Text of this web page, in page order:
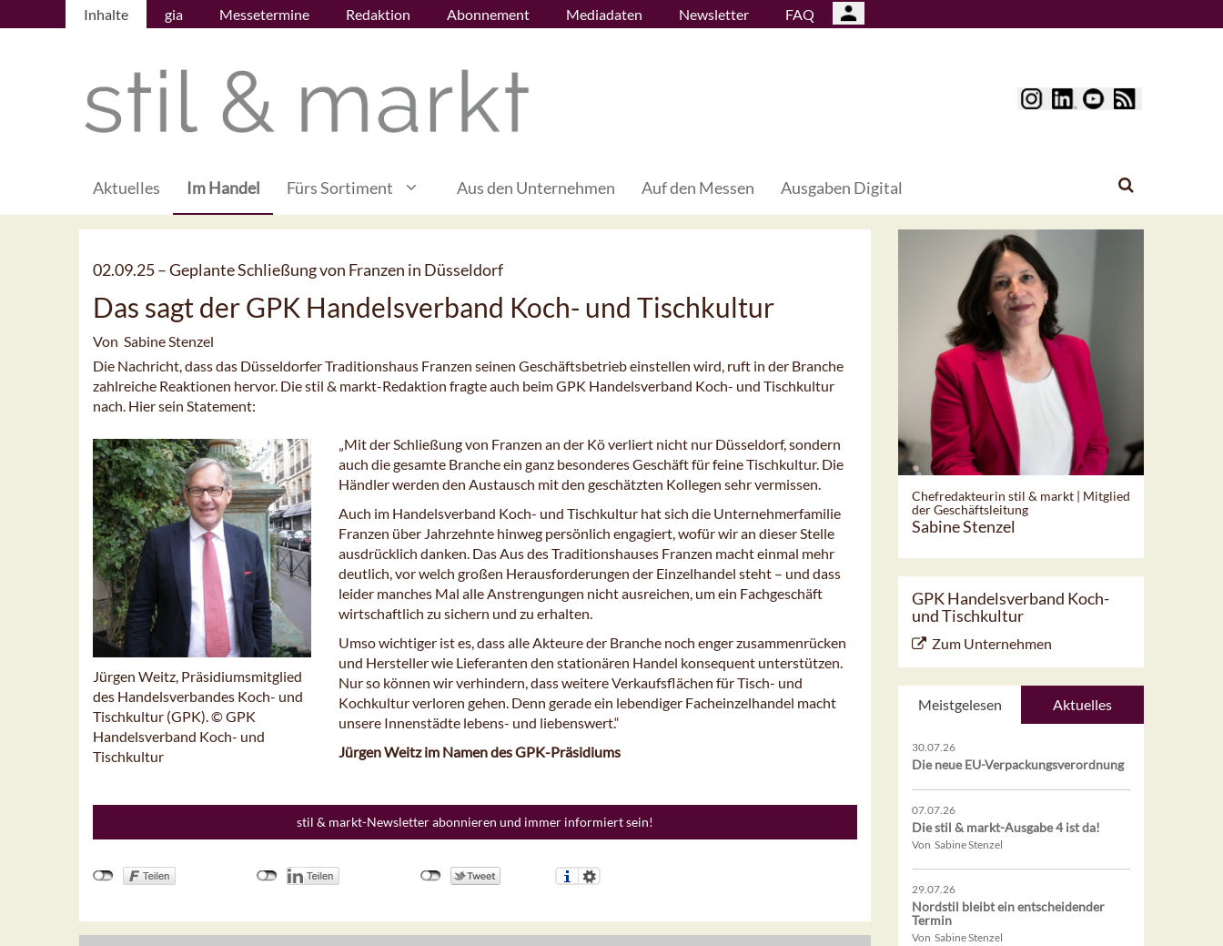
Inhalte gia Messetermine Redaktion Abonnement Mediadaten Newsletter FAQ
Aktuelles Im Handel Fürs Sortiment Aus den Unternehmen Auf den Messen Ausgaben Digital
02.09.25 –Geplante Schließung von Franzen in Düsseldorf
Das sagt der GPK Handelsverband Koch- und Tischkultur
Von Sabine Stenzel
Die Nachricht, dass das Düsseldorfer Traditionshaus Franzen seinen Geschäftsbetrieb einstellen wird, ruft in der Branche
zahlreiche Reaktionen hervor. Die stil & markt-Redaktion fragte auch beim GPK Handelsverband Koch- und Tischkultur
nach. Hier sein Statement:
Jürgen Weitz, Präsidiumsmitglied
des Handelsverbandes Koch- und
Tischkultur (GPK). © GPK
Handelsverband Koch- und
Tischkultur
„Mit der Schließung von Franzen an der Kö verliert nicht nur Düsseldorf, sondern
auch die gesamte Branche ein ganz besonderes Geschäft für feine Tischkultur. Die
Händler werden den Austausch mit den geschätzten Kollegen sehr vermissen.
Auch im Handelsverband Koch- und Tischkultur hat sich die Unternehmerfamilie
Franzen über Jahrzehnte hinweg persönlich engagiert, wofür wir an dieser Stelle
ausdrücklich danken. Das Aus des Traditionshauses Franzen macht einmal mehr
deutlich, vor welch großen Herausforderungen der Einzelhandel steht – und dass
leider manches Mal alle Anstrengungen nicht ausreichen, um ein Fachgeschäft
wirtschaftlich zu sichern und zu erhalten.
Umso wichtiger ist es, dass alle Akteure der Branche noch enger zusammenrücken
und Hersteller wie Lieferanten den stationären Handel konsequent unterstützen.
Nur so können wir verhindern, dass weitere Verkaufsflächen für Tisch- und
Kochkultur verloren gehen. Denn gerade ein lebendiger Facheinzelhandel macht
unsere Innenstädte lebens- und liebenswert.“
Jürgen Weitz im Namen des GPK-Präsidiums
stil & markt-Newsletter abonnieren und immer informiert sein!
Chefredakteurin stil & markt | Mitglied
der Geschäftsleitung
Sabine Stenzel
GPK Handelsverband Koch-
und Tischkultur
Zum Unternehmen
Meistgelesen Aktuelles
30.07.26
Die neue EU-Verpackungsverordnung
07.07.26
Die stil & markt-Ausgabe 4 ist da!
Von Sabine Stenzel
29.07.26
Nordstil bleibt ein entscheidender
Termin
Von Sabine Stenzel